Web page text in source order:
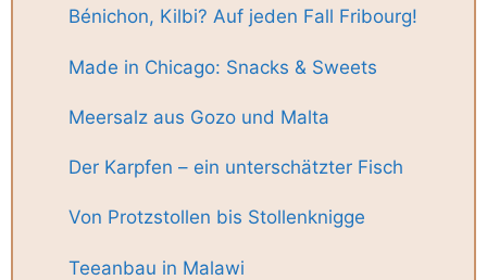
Bénichon, Kilbi? Auf jeden Fall Fribourg!
Made in Chicago: Snacks & Sweets
Meersalz aus Gozo und Malta
Der Karpfen – ein unterschätzter Fisch
Von Protzstollen bis Stollenknigge
Teeanbau in Malawi